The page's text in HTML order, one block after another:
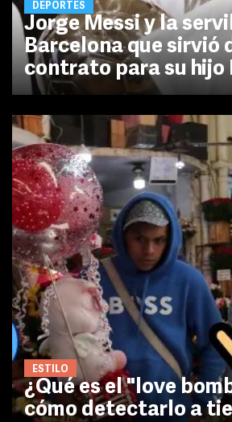
DEPORTES
Jorge Messi y la
Barcelona que sirvió
contrato para su hijo
ESTILO
¿Qué es el "love
cómo detectarlo a